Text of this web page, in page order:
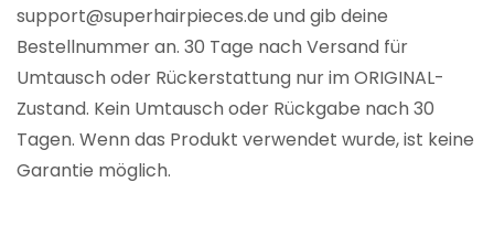
support@superhairpieces.de und gib deine
Bestellnummer an. 30 Tage nach Versand für
Umtausch oder Rückerstattung nur im ORIGINAL-
Zustand. Kein Umtausch oder Rückgabe nach 30
Tagen. Wenn das Produkt verwendet wurde, ist keine
Garantie möglich.